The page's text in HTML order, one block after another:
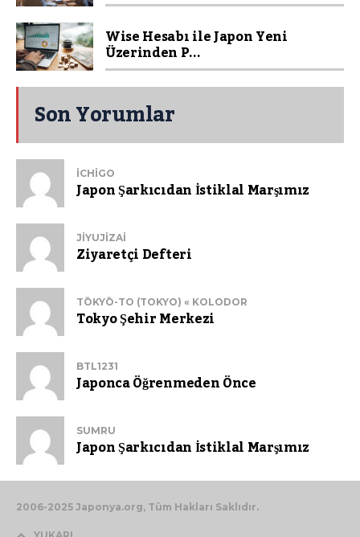
Wise Hesabı ile Japon Yeni
Üzerinden P...
Son Yorumlar
ICHIGO
Japon Şarkıcıdan İstiklal Marşımız
JIYUJIZAI
Ziyaretçi Defteri
TŌKYŌ-TO (TOKYO) « KOLODOR
Tokyo Şehir Merkezi
BTL1231
Japonca Öğrenmeden Önce
SUMRU
Japon Şarkıcıdan İstiklal Marşımız
2006-2025 Japonya.org, Tüm Hakları Saklıdır.